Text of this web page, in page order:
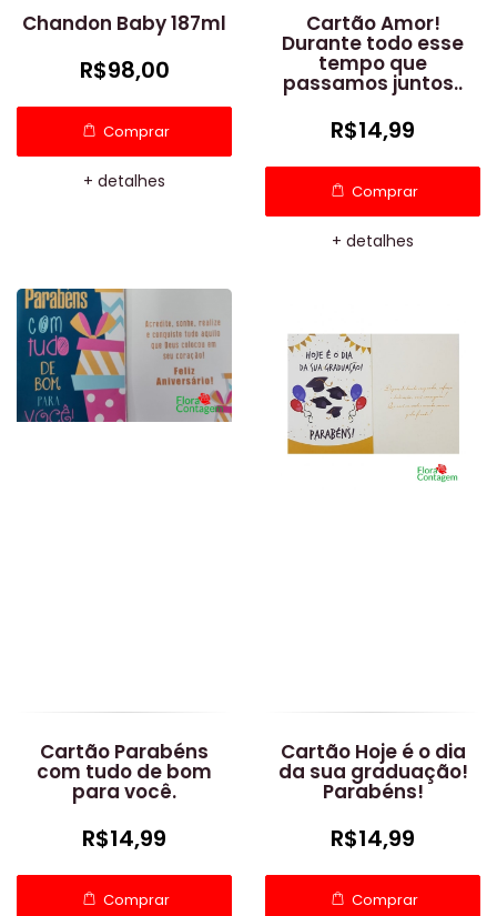
Chandon Baby 187ml
R$98,00
Comprar
+ detalhes
Cartão Amor!
Durante todo esse
tempo que
passamos juntos..
R$14,99
Comprar
+ detalhes
Cartão Parabéns
com tudo de bom
para você.
R$14,99
Comprar
Cartão Hoje é o dia
da sua graduação!
Parabéns!
R$14,99
Comprar